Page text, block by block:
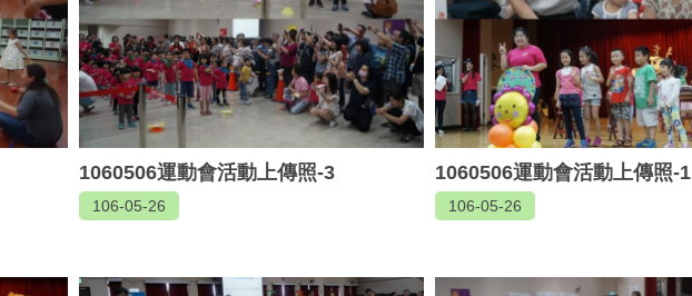
1060506運動會活動上傳照-3
106-05-26
1060506運動會活動上傳照-1
106-05-26